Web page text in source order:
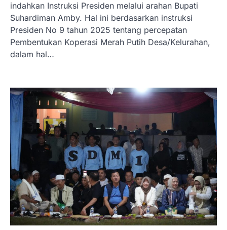
indahkan Instruksi Presiden melalui arahan Bupati
Suhardiman Amby. Hal ini berdasarkan instruksi
Presiden No 9 tahun 2025 tentang percepatan
Pembentukan Koperasi Merah Putih Desa/Kelurahan,
dalam hal…